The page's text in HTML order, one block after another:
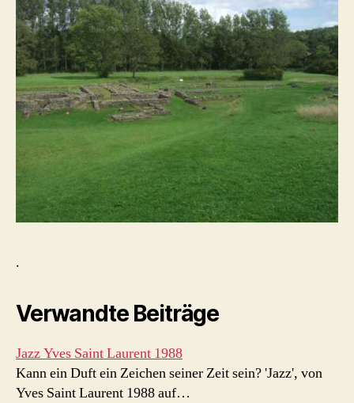
.
Verwandte Beiträge
Jazz Yves Saint Laurent 1988
Kann ein Duft ein Zeichen seiner Zeit sein? 'Jazz', von
Yves Saint Laurent 1988 auf…